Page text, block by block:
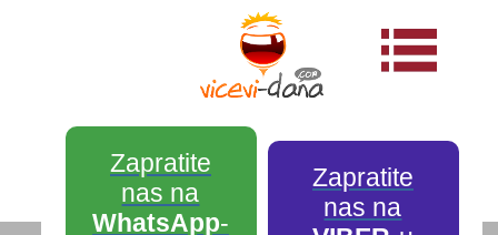
Zapratite
nas na
WhatsApp-
Zapratite
nas na